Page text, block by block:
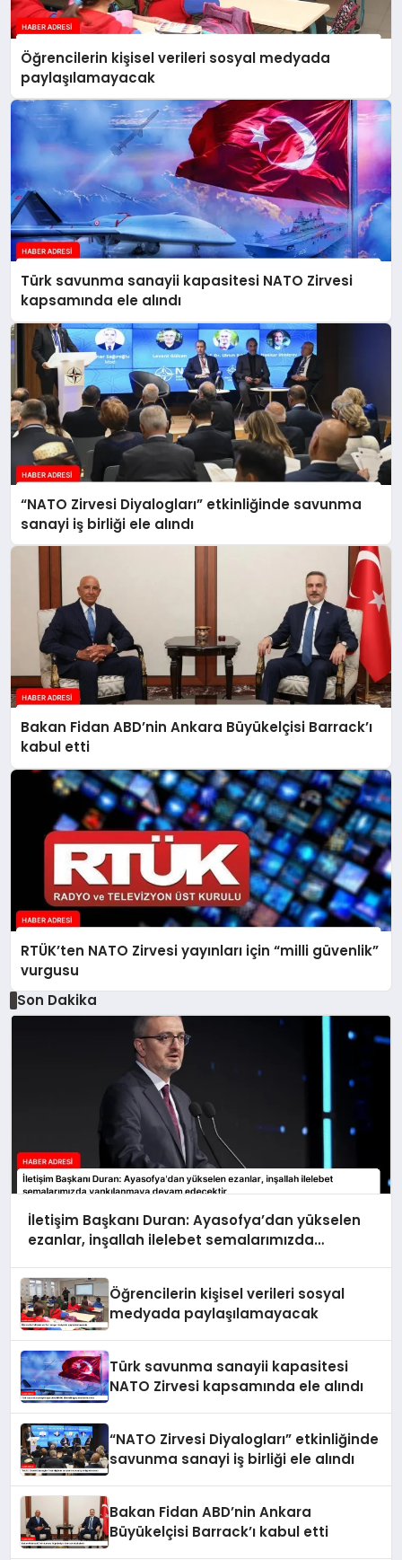
Öğrencilerin kişisel verileri sosyal medyada
paylaşılamayacak
Türk savunma sanayii kapasitesi NATO Zirvesi
kapsamında ele alındı
“NATO Zirvesi Diyalogları” etkinliğinde savunma
sanayi iş birliği ele alındı
Bakan Fidan ABD’nin Ankara Büyükelçisi Barrack’ı
kabul etti
RTÜK’ten NATO Zirvesi yayınları için “milli güvenlik”
vurgusu
Son Dakika
İletişim Başkanı Duran: Ayasofya’dan yükselen
ezanlar, inşallah ilelebet semalarımızda
Öğrencilerin kişisel verileri sosyal
medyada paylaşılamayacak
Türk savunma sanayii kapasitesi
NATO Zirvesi kapsamında ele alındı
“NATO Zirvesi Diyalogları” etkinliğinde
savunma sanayi iş birliği ele alındı
Bakan Fidan ABD’nin Ankara
Büyükelçisi Barrack’ı kabul etti